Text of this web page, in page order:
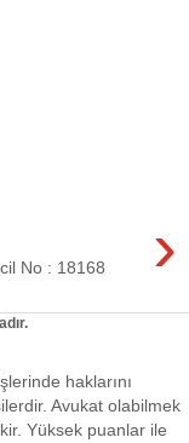
›
No : 18168
haklarını
Avukat olabilmek
Yüksek puanlar ile